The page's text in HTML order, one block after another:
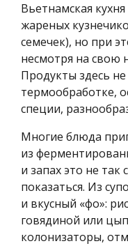
Вьетнамская
жареных
семечек), но при
несмотря на свою
Продукты здесь
термообработке,
специи,
Многие блюда
из
и запах это не
показаться. Из
и вкусный «фо»:
говядиной или
колонизаторы,